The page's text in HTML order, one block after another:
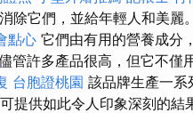
除它們，並給年輕人和美麗。
點心 它們由有用的營養成分
管許多產品很高，但它不僅
台胞證桃園 該品牌生產一系
提供如此令人印象深刻的結